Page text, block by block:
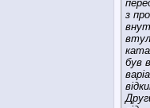
з
був